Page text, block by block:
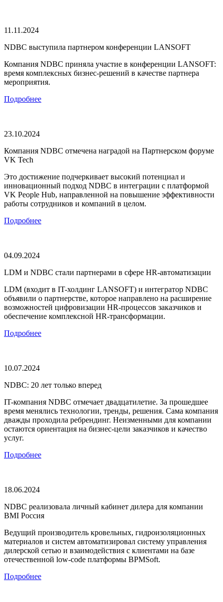
11.11.2024
NDBC выступила партнером конференции LANSOFT
Компания NDBC приняла участие в конференции LANSOFT:
время комплексных бизнес-решений в качестве партнера
мероприятия.
Подробнее
23.10.2024
Компания NDBC отмечена наградой на Партнерском форуме
VK Tech
Это достижение подчеркивает высокий потенциал и
инновационный подход NDBC в интеграции с платформой
VK People Hub, направленной на повышение эффективности
работы сотрудников и компаний в целом.
Подробнее
04.09.2024
LDM и NDBC стали партнерами в сфере HR-автоматизации
LDM (входит в IT-холдинг LANSOFT) и интегратор NDBC
объявили о партнерстве, которое направлено на расширение
возможностей цифровизации HR-процессов заказчиков и
обеспечение комплексной HR-трансформации.
Подробнее
10.07.2024
NDBC: 20 лет только вперед
IT-компания NDBC отмечает двадцатилетие. За прошедшее
время менялись технологии, тренды, решения. Сама компания
дважды проходила ребрендинг. Неизменными для компании
остаются ориентация на бизнес-цели заказчиков и качество
услуг.
Подробнее
18.06.2024
NDBC реализовала личный кабинет дилера для компании
BMI Россия
Ведущий производитель кровельных, гидроизоляционных
материалов и систем автоматизировал систему управления
дилерской сетью и взаимодействия с клиентами на базе
отечественной low-code платформы BPMSoft.
Подробнее